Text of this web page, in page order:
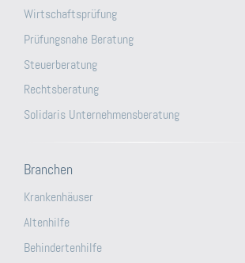
Wirtschaftsprüfung
Prüfungsnahe Beratung
Steuerberatung
Rechtsberatung
Solidaris Unternehmensberatung
Branchen
Krankenhäuser
Altenhilfe
Behindertenhilfe